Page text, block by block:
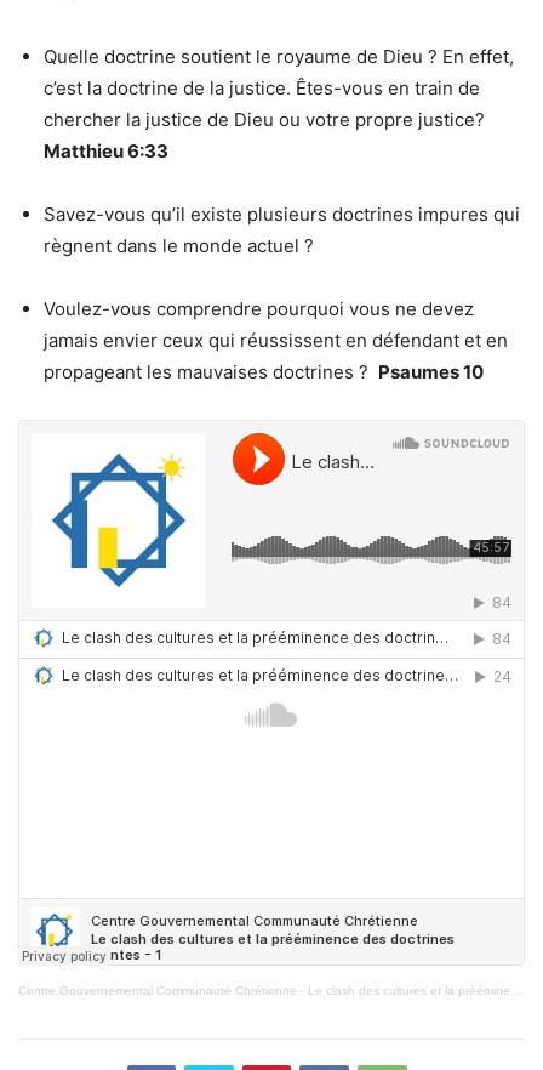
Quelle doctrine soutient le royaume de Dieu ? En effet,
c’est la doctrine de la justice. Êtes-vous en train de
chercher la justice de Dieu ou votre propre justice?
Matthieu 6:33
Savez-vous qu’il existe plusieurs doctrines impures qui
règnent dans le monde actuel ?
Voulez-vous comprendre pourquoi vous ne devez
jamais envier ceux qui réussissent en défendant et en
propageant les mauvaises doctrines ? Psaumes 10
Centre Gouvernemental Communauté Chrétienne · Le clash des cultures et la prééminence des doctrines saintes – 1